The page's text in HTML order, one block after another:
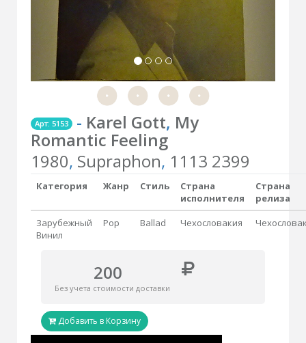
Арт: 5153 - Karel Gott, My
Romantic Feeling
1980, Supraphon, 1113 2399
Категория Жанр Стиль
Страна
исполнителя
Страна
релиза
Зарубежный
Винил
Pop Ballad Чехословакия
200
Без учета стоимости доставки
Добавить в Корзину